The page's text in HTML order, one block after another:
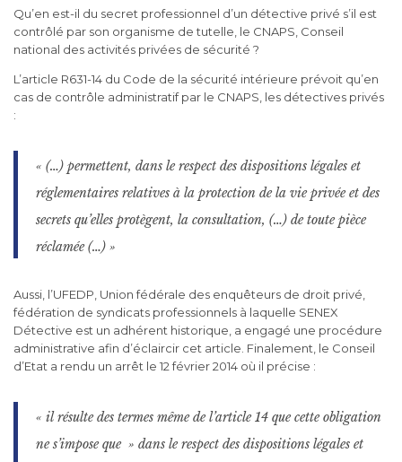
Qu’en est-il du secret professionnel d’un détective privé s’il est
contrôlé par son organisme de tutelle, le CNAPS, Conseil
national des activités privées de sécurité ?
L’article R631-14 du Code de la sécurité intérieure prévoit qu’en
cas de contrôle administratif par le CNAPS, les détectives privés
:
« (…) permettent, dans le respect des dispositions légales et
réglementaires relatives à la protection de la vie privée et des
secrets qu’elles protègent, la consultation, (…) de toute pièce
réclamée (…) »
Aussi, l’UFEDP, Union fédérale des enquêteurs de droit privé,
fédération de syndicats professionnels à laquelle SENEX
Détective est un adhérent historique, a engagé une procédure
administrative afin d’éclaircir cet article. Finalement, le Conseil
d’Etat a rendu un arrêt le 12 février 2014 où il précise :
« il résulte des termes même de l’article 14 que cette obligation
ne s’impose que » dans le respect des dispositions légales et